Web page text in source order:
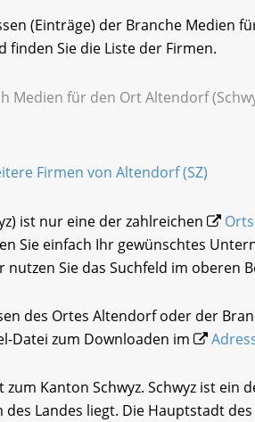
(Einträge) der Branche Medien
finden Sie die Liste der Firmen.
Medien für den Ort Altendorf
Firmen von Altendorf (SZ)
ist nur eine der zahlreichen
Sie einfach Ihr gewünschtes
Sie das Suchfeld im oberen
des Ortes Altendorf oder der
Datei zum Downloaden im
Kanton Schwyz. Schwyz ist ein
Landes liegt. Die Hauptstadt